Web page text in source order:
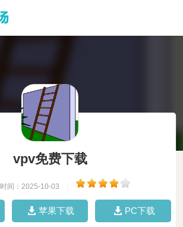
vpv免费下载
时间：2025-10-03
苹果下载 PC下载